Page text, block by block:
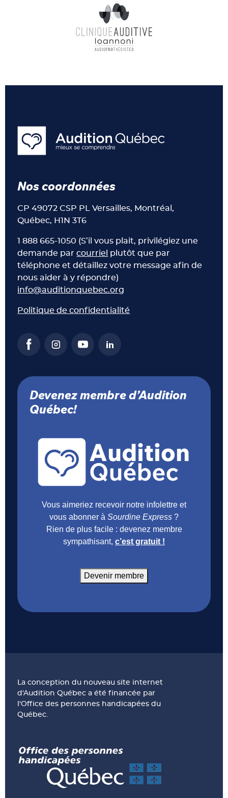
Nos coordonnées
CP 49072 CSP PL Versailles, Montréal,
Québec, H1N 3T6
1 888 665-1050 (S’il vous plait, privilégiez une
demande parcourriel plutôt que par
téléphone et détaillez votre message afin de
nous aider à y répondre)
info@auditionquebec.org
Politique de confidentialité
Devenez membre d’Audition
Québec!
Vous aimeriez recevoir notre infolettre et
vous abonner à Sourdine Express ?
Rien de plus facile : devenez membre
sympathisant, c’est gratuit !
Devenir membre
La conception du nouveau site internet
d'Audition Québec a été financée par
l'Office des personnes handicapées du
Québec.